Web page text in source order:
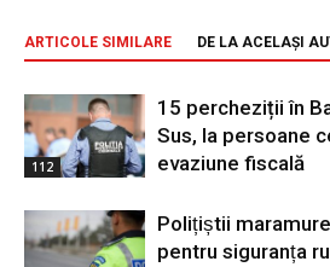
ARTICOLE SIMILARE DE LA ACELAȘI
112
15 percheziții în
Sus, la persoane
evaziune fiscală
Polițiștii
pentru siguranța